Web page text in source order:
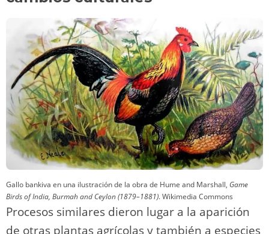
Gallo bankiva en una ilustración de la obra de Hume and Marshall, Game
Birds of India, Burmah and Ceylon (1879–1881).Wikimedia Commons
Procesos similares dieron lugar a la aparición
de otras plantas agrícolas y también a especies